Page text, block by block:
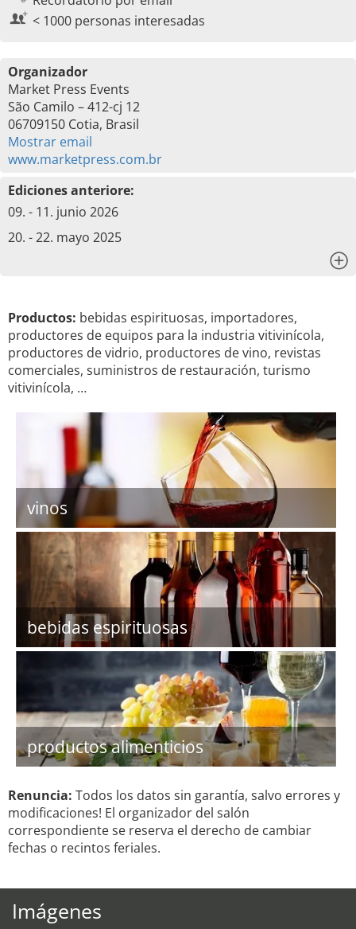
< 1000 personas interesadas
Organizador
Market Press Events
São Camilo – 412-cj 12
06709150 Cotia, Brasil
Mostrar email
www.marketpress.com.br
Ediciones anteriore:
09. - 11. junio 2026
20. - 22. mayo 2025
Productos: bebidas espirituosas, importadores,
productores de equipos para la industria vitivinícola,
productores de vidrio, productores de vino, revistas
comerciales, suministros de restauración, turismo
vitivinícola, …
vinos
bebidas espirituosas
productos alimenticios
Renuncia: Todos los datos sin garantía, salvo errores y
modificaciones! El organizador del salón
correspondiente se reserva el derecho de cambiar
fechas o recintos feriales.
Imágenes